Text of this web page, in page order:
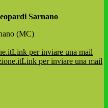
Sarnano
(MC)
Link per inviare una mail
Link per inviare una mail